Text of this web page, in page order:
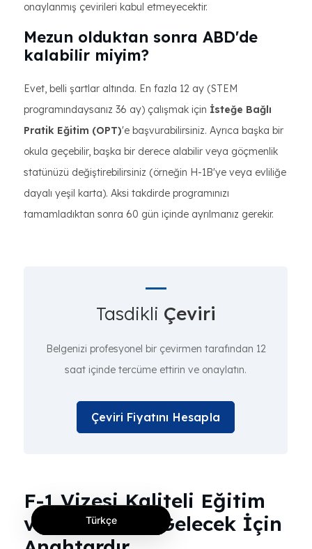
onaylanmış çevirileri kabul etmeyecektir.
Mezun olduktan sonra ABD'de
kalabilir miyim?
Evet, belli şartlar altında. En fazla 12 ay (STEM
programındaysanız 36 ay) çalışmak için İsteğe Bağlı
Pratik Eğitim (OPT)'e başvurabilirsiniz. Ayrıca başka bir
okula geçebilir, başka bir derece alabilir veya göçmenlik
statünüzü değiştirebilirsiniz (örneğin H-1B'ye veya evliliğe
dayalı yeşil karta). Aksi takdirde programınızı
tamamladıktan sonra 60 gün içinde ayrılmanız gerekir.
Tasdikli Çeviri
Belgenizi profesyonel bir çevirmen tarafından 12
saat içinde tercüme ettirin ve onaylatın.
Çeviri Fiyatını Hesapla
F-1 Vizesi Kaliteli Eğitim
ve Harika Bir Gelecek İçin
Türkçe